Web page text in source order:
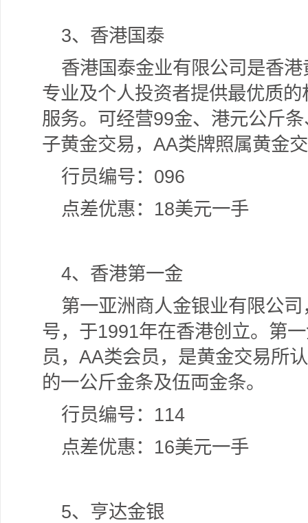
3、香港国泰
香港国泰金业有限公司是香
专业及个人投资者提供最优质
服务。可经营99金、港元公斤
子黄金交易，AA类牌照属黄金
行员编号：096
点差优惠：18美元一手
4、香港第一金
第一亚洲商人金银业有限公
号，于1991年在香港创立。第
员，AA类会员，是黄金交易所
的一公斤金条及伍両金条。
行员编号：114
点差优惠：16美元一手
5、亨达金银